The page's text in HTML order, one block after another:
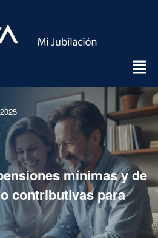
mínimas y de
contributivas para